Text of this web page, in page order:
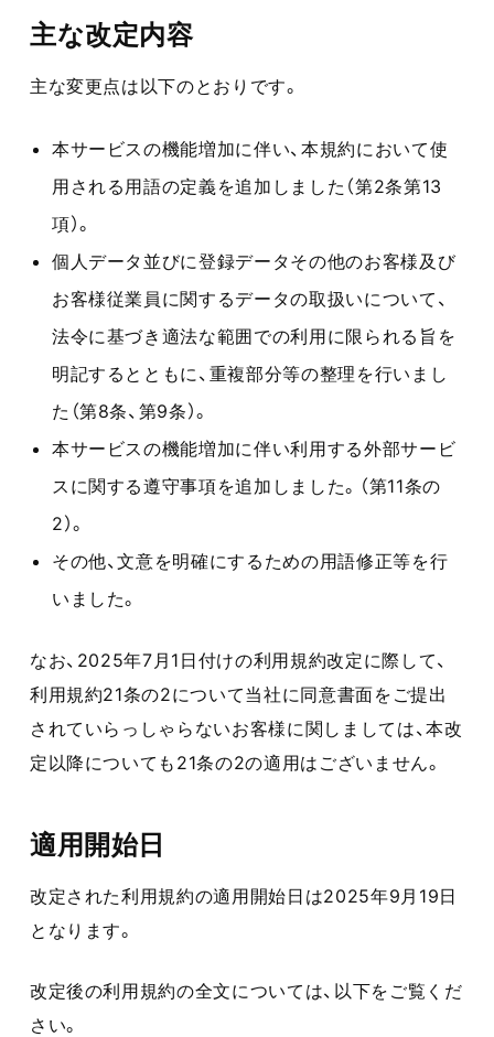
主な改定内容
主な変更点は以下のとおりです。
本サービスの機能増加に伴い、本規約において使
用される用語の定義を追加しました（第2条第13
項）。
個人データ並びに登録データその他のお客様及び
お客様従業員に関するデータの取扱いについて、
法令に基づき適法な範囲での利用に限られる旨を
明記するとともに、重複部分等の整理を行いまし
た（第8条、第9条）。
本サービスの機能増加に伴い利用する外部サービ
スに関する遵守事項を追加しました。（第11条の
2）。
その他、文意を明確にするための用語修正等を行
いました。
なお、2025年7月1日付けの利用規約改定に際して、
利用規約21条の2について当社に同意書面をご提出
されていらっしゃらないお客様に関しましては、本改
定以降についても21条の2の適用はございません。
適用開始日
改定された利用規約の適用開始日は2025年9月19日
となります。
改定後の利用規約の全文については、以下をご覧くだ
さい。